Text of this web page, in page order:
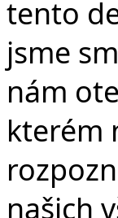
tento
jsme
nám
kterém
našich